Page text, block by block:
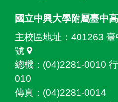
國立中興大學附屬臺中
主校區地址： 401263 臺
號
總機：(04)2281-0010
010
傳真：(04)2281-0014